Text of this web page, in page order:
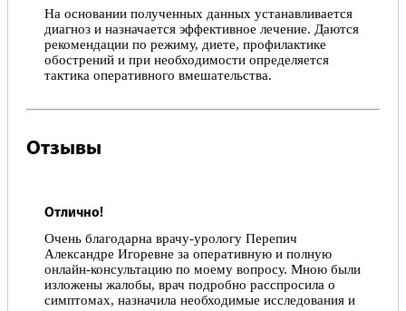
На основании полученных данных устанавливается
диагноз и назначается эффективное лечение. Даются
рекомендации по режиму, диете, профилактике
обострений и при необходимости определяется
тактика оперативного вмешательства.
Отзывы
Отлично!
Очень благодарна врачу-урологу Перепич
Александре Игоревне за оперативную и полную
онлайн-консультацию по моему вопросу. Мною были
изложены жалобы, врач подробно расспросила о
симптомах, назначила необходимые исследования и